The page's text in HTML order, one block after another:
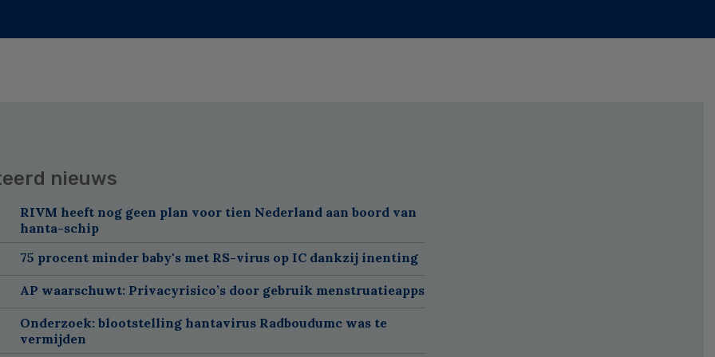
nieuws
RIVM heeft nog geen plan voor tien Nederland aan boord van
hanta-schip
75 procent minder baby's met RS-virus op IC dankzij inenting
AP waarschuwt: Privacyrisico’s door gebruik menstruatieapps
Onderzoek: blootstelling hantavirus Radboudumc was te
vermijden